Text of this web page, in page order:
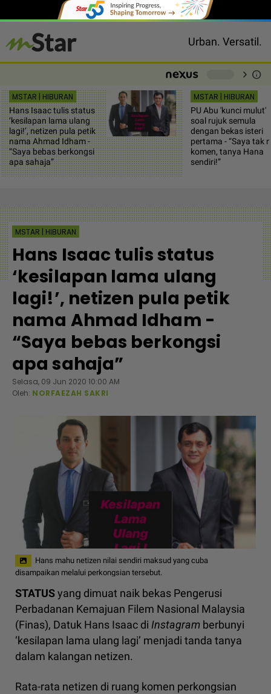
Urban. Versatil.
chevron_right info
MSTAR | HIBURAN
Hans Isaac tulis status
‘kesilapan lama ulang
lagi!’, netizen pula petik
nama Ahmad Idham -
“Saya bebas berkongsi
apa sahaja”
MSTAR | HIBURAN
PU Abu 'kunci mulut'
soal rujuk semula
dengan bekas isteri
pertama - “Saya tak
komen, tanya Hana
sendiri!”
MSTAR | HIBURAN
Hans Isaac tulis status
‘kesilapan lama ulang
lagi!’, netizen pula petik
nama Ahmad Idham -
“Saya bebas berkongsi
apa sahaja”
Selasa, 09 Jun 2020 10:00 AM
Oleh: NORFAEZAH SAKRI
Hans mahu netizen nilai sendiri maksud yang cuba
disampaikan melalui perkongsian tersebut.
STATUSyang dimuat naik bekas Pengerusi
Perbadanan Kemajuan Filem Nasional Malaysia
(Finas), Datuk Hans Isaac di Instagram berbunyi
‘kesilapan lama ulang lagi’ menjadi tanda tanya
dalam kalangan netizen.
Rata-rata netizen di ruang komen perkongsian